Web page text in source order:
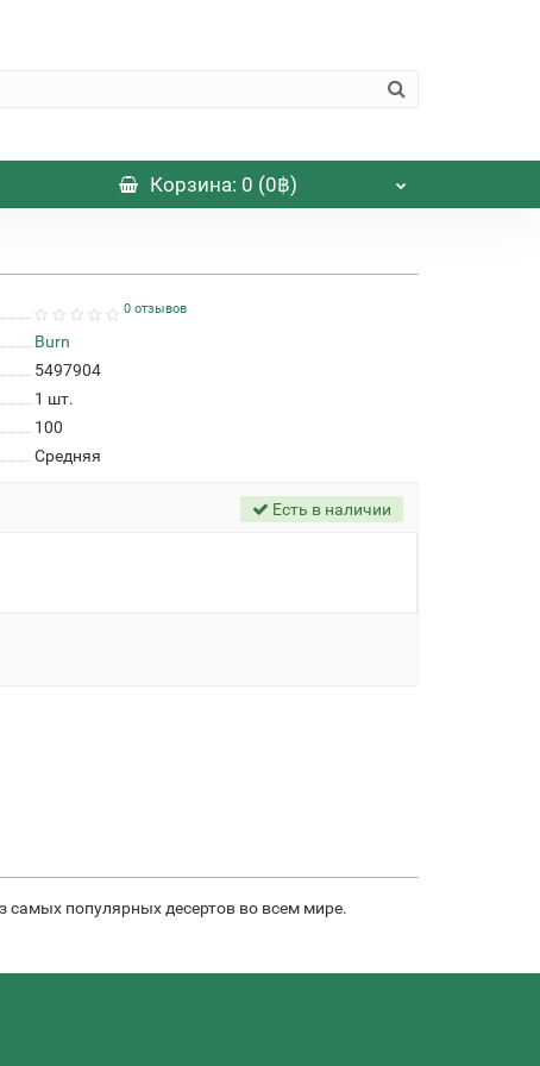
Корзина: 0 (0฿)
0 отзывов
Burn
5497904
1 шт.
100
Средняя
Есть в наличии
популярных десертов во всем мире.